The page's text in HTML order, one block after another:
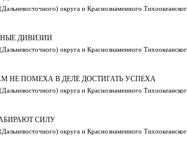
округа и Краснознаменного
ДИВИЗИИ
округа и Краснознаменного
НЕ ПОМЕХА В ДЕЛЕ ДОСТИГАТЬ УСПЕХА
округа и Краснознаменного
СИЛУ
округа и Краснознаменного